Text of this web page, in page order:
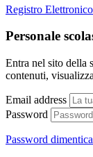
Registro
Personale
Entra nel sito della
contenuti,
Email address
Password
Password